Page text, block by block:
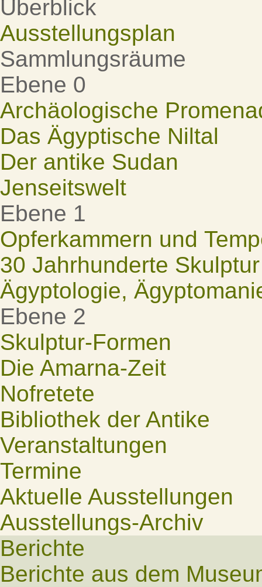
Überblick
Ausstellungsplan
Sammlungsräume
Ebene 0
Archäologische
Das Ägyptische Niltal
Der antike Sudan
Jenseitswelt
Ebene 1
Opferkammern und
30 Jahrhunderte Skulptur
Ägyptologie,
Ebene 2
Skulptur-Formen
Die Amarna-Zeit
Nofretete
Bibliothek der Antike
Veranstaltungen
Termine
Aktuelle Ausstellungen
Ausstellungs-Archiv
Berichte
Berichte aus dem